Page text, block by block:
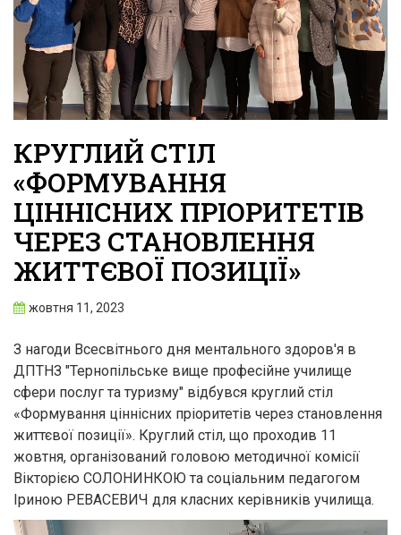
КРУГЛИЙ СТІЛ
«ФОРМУВАННЯ
ЦІННІСНИХ ПРІОРИТЕТІВ
ЧЕРЕЗ СТАНОВЛЕННЯ
ЖИТТЄВОЇ ПОЗИЦІЇ»
жовтня 11, 2023
З нагоди Всесвітнього дня ментального здоров'я в
ДПТНЗ "Тернопільське вище професійне училище
сфери послуг та туризму" відбувся круглий стіл
«Формування ціннісних пріоритетів через становлення
життєвої позиції». Круглий стіл, що проходив 11
жовтня, організований головою методичної комісії
Вікторією СОЛОНИНКОЮ та соціальним педагогом
Іриною РЕВАСЕВИЧ для класних керівників училища.